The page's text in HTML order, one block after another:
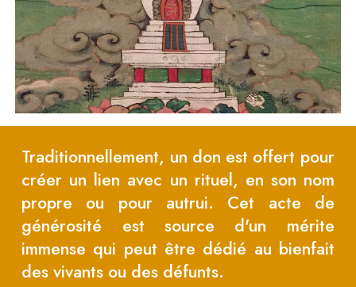
Traditionnellement, un don est offert pour
créer un lien avec un rituel, en son nom
propre ou pour autrui. Cet acte de
générosité est source d'un mérite
immense qui peut être dédié au bienfait
des vivants ou des défunts.